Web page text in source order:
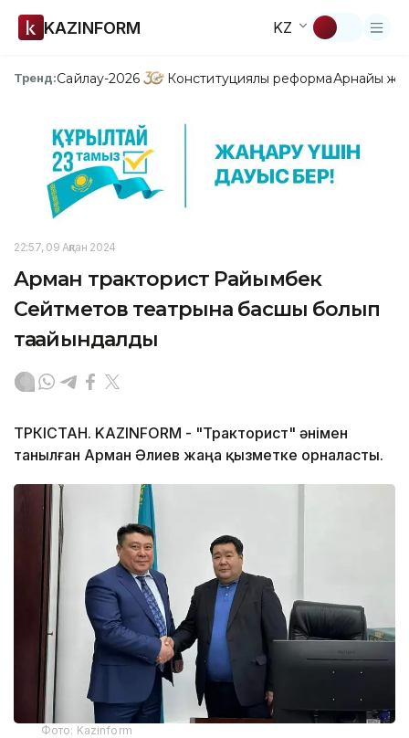
KAZINFORM KZ
Тренд:Сайлау-2026 Конституциялық реформаАрнайы
22:57, 09 Ақпан 2024
Арман тракторист Райымбек
Сейтметов театрына басшы болып
тағайындалды
ТҮРКІСТАН. KAZINFORM - "Тракторист" әнімен
танылған Арман Әлиев жаңа қызметке орналасты.
Фото: Kazinform